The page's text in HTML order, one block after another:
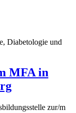
Diabetologie und
MFA in
zur/m